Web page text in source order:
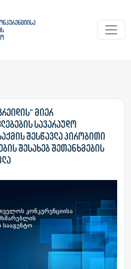
მიერ
სავარაუდო
შესწავლა პირობითი
შესახებ შეთანხმების